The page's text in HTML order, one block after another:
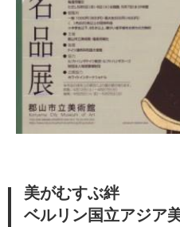
美がむすぶ絆
ベルリン国立アジア